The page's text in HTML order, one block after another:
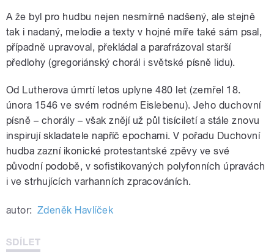
A že byl pro hudbu nejen nesmírně nadšený, ale stejně
tak i nadaný, melodie a texty v hojné míře také sám psal,
případně upravoval, překládal a parafrázoval starší
předlohy (gregoriánský chorál i světské písně lidu).
Od Lutherova úmrtí letos uplyne 480 let (zemřel 18.
února 1546 ve svém rodném Eislebenu). Jeho duchovní
písně – chorály – však znějí už půl tisíciletí a stále znovu
inspirují skladatele napříč epochami. V pořadu Duchovní
hudba zazní ikonické protestantské zpěvy ve své
původní podobě, v sofistikovaných polyfonních úpravách
i ve strhujících varhanních zpracováních.
autor: Zdeněk Havlíček